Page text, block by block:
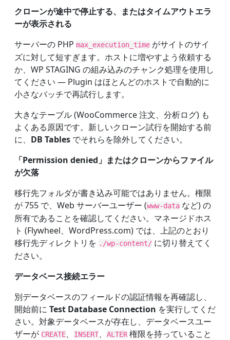
クローンが途中で停止する、またはタイムアウトエラ
ーが表示される
サーバーの PHP max_execution_time がサイトのサイ
ズに対して短すぎます。ホストに増やすよう依頼する
か、WP STAGING の組み込みのチャンク処理を使用し
てください — Plugin はほとんどのホストで自動的に
小さなバッチで再試行します。
大きなテーブル (WooCommerce 注文、分析ログ) も
よくある原因です。新しいクローン試行を開始する前
に、 DB Tables でそれらを除外してください。
「Permission denied」またはクローンからファイル
が欠落
移行先フォルダが書き込み可能ではありません。権限
が 755 で、Web サーバーユーザー (www-data など) の
所有であることを確認してください。マネージドホス
ト (Flywheel、WordPress.com) では、上記のとおり
移行先ディレクトリを ./wp-content/ に切り替えてく
ださい。
データベース接続エラー
別データベースのフィールドの認証情報を再確認し、
開始前に Test Database Connection を実行してくだ
さい。対象データベースが存在し、データベースユー
ザーが CREATE、 INSERT、 ALTER権限を持っていること